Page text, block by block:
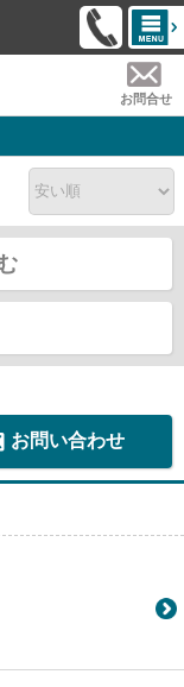
お問合せ
お問い合わせ